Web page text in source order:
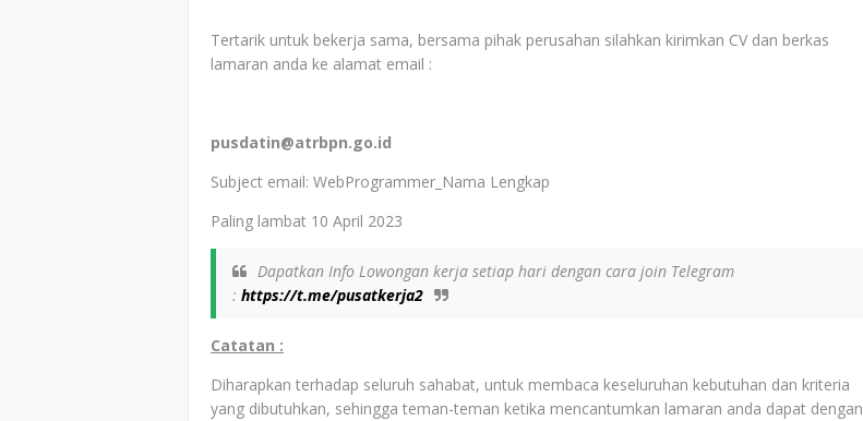
Tertarik untuk bekerja sama, bersama pihak perusahan silahkan kirimkan CV dan berkas
lamaran anda ke alamat email :
pusdatin@atrbpn.go.id
Subject email: WebProgrammer_Nama Lengkap
Paling lambat 10 April 2023
Dapatkan Info Lowongan kerja setiap hari dengan cara join Telegram
: https://t.me/pusatkerja2
Catatan :
Diharapkan terhadap seluruh sahabat, untuk membaca keseluruhan kebutuhan dan kriteria
yang dibutuhkan, sehingga teman-teman ketika mencantumkan lamaran anda dapat dengan